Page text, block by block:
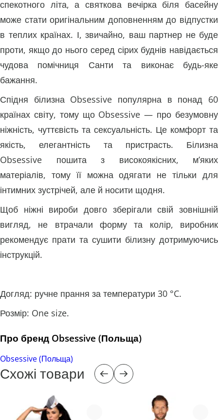
спекотного літа, а святкова вечірка біля басейну
може стати оригінальним доповненням до відпустки
в теплих країнах. І, звичайно, ваш партнер не буде
проти, якщо до нього серед сірих буднів навідається
чудова помічниця Санти та виконає будь-яке
бажання.
Спідня білизна Obsessive популярна в понад 60
країнах світу, тому що Obsessive — про безумовну
ніжність, чуттєвість та сексуальність. Це комфорт та
якість, елегантність та пристрасть. Білизна
Obsessive пошита з високоякісних, м’яких
матеріалів, тому її можна одягати не тільки для
інтимних зустрічей, але й носити щодня.
Щоб ніжні вироби довго зберігали свій зовнішній
вигляд, не втрачали форму та колір, виробник
рекомендує прати та сушити білизну дотримуючись
інструкцій.
Догляд: ручне прання за температури 30 °C.
Розмір: One size.
Про бренд Obsessive (Польща)
Obsessive (Польща)
Схожі товари